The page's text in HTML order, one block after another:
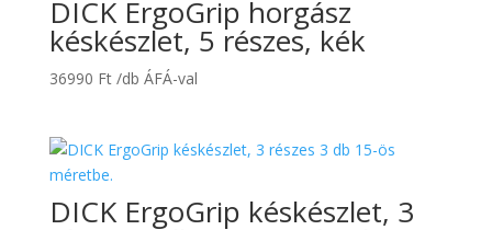
DICK ErgoGrip horgász
késkészlet, 5 részes, kék
36990 Ft /db ÁFÁ-val
DICK ErgoGrip késkészlet, 3